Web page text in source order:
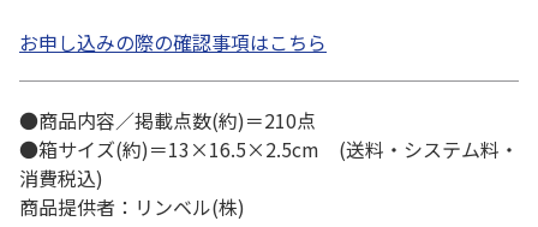
お申し込みの際の確認事項はこちら
●商品内容／掲載点数(約)＝210点
●箱サイズ(約)＝13×16.5×2.5cm (送料・システム料・
消費税込)
商品提供者：リンベル(株)